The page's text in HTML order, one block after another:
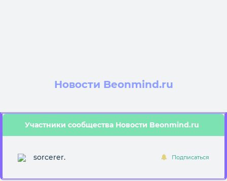
Новости Beonmind.ru
Участники сообщества Новости Beonmind.ru
sorcerer. Подписаться